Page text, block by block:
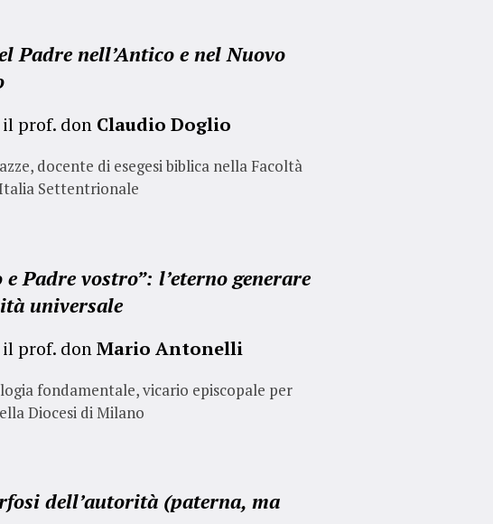
Padre nell’Antico e nel Nuovo
prof. don Claudio Doglio
docente di esegesi biblica nella Facoltà
Settentrionale
e Padre vostro”: l’eterno generare
universale
prof. donMario Antonelli
fondamentale, vicario episcopale per
Diocesi di Milano
dell’autorità (paterna, ma